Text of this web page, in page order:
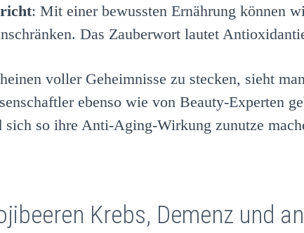
: Mit einer bewussten Ernährung können
Das Zauberwort lautet
voller Geheimnisse zu stecken, sieht
ebenso wie von Beauty-Experten
sich so ihre Anti-Aging-Wirkung zunutze
Krebs, Demenz und